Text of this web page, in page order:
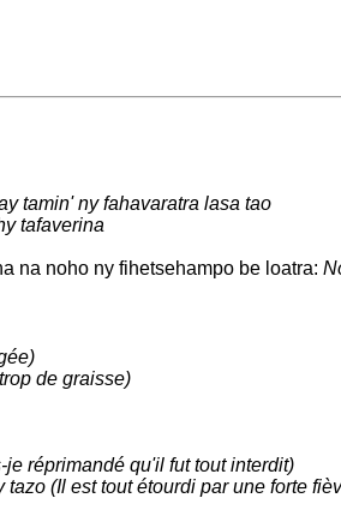
tamin' ny fahavaratra lasa tao
tafaverina
na noho ny fihetsehampo be loatra:
de graisse)
réprimandé qu'il fut tout interdit)
(Il est tout étourdi par une forte